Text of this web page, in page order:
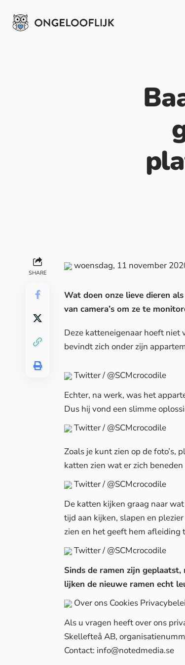
SHARE
woensdag, 11 november
Wat doen onze lieve dieren
van camera’s om ze te
Deze katteneigenaar hoeft
bevindt zich onder zijn
Twitter / @SCMcrocodile
Echter, na werk, was het
Dus hij vond een slimme
Twitter / @SCMcrocodile
Zoals je kunt zien op de foto’s,
katten zien wat er zich
Twitter / @SCMcrocodile
De katten kijken graag naar
tijd aan kijken, slapen en
zien en het geeft hem afleiding
Twitter / @SCMcrocodile
Sinds de ramen zijn
lijken de nieuwe ramen echt
Over ons Cookies
Als u vragen heeft over ons
Skellefteå AB,
Contact: info@notedmedia.se